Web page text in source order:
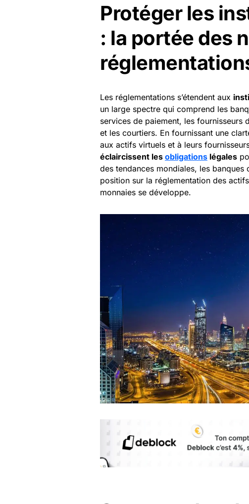
Protéger les
: la portée des
Les réglementations s’étendent aux
un large spectre qui comprend les
services de paiement, les fournisseurs
et les courtiers. En fournissant une
aux actifs virtuels et à leurs
éclaircissent les obligations légales
des tendances mondiales, les
position sur la réglementation des
monnaies se développe.